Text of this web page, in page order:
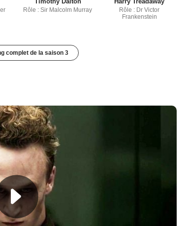
Rôle : Sir Malcolm Murray
Rôle : Dr Victor
Frankenstein
complet de la saison 3